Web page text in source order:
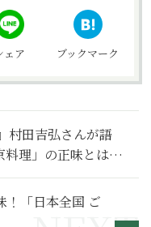
ェア ブックマーク
村田吉弘さんが語
料理」の正味とは？
豆腐
！「日本全国 ご